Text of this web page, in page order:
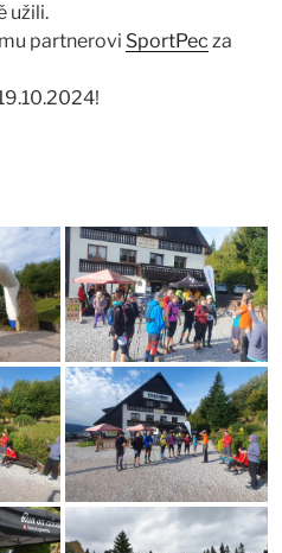
užili.
partnerovi SportPec za